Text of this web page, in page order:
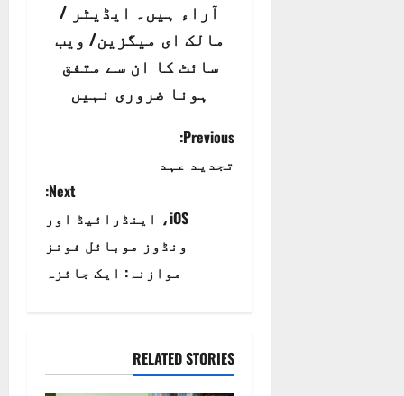
آراء ہیں۔ ایڈیٹر /
مالک ای میگزین/ ویب
سائٹ کا ان سے متفق
ہونا ضروری نہیں
P
o
v
Previous:
تجدید عہد
Next:
iOS، اینڈرائیڈ اور
ونڈوز موبائل فونز
موازنہ: ایک جائزہ
RELATED STORIES